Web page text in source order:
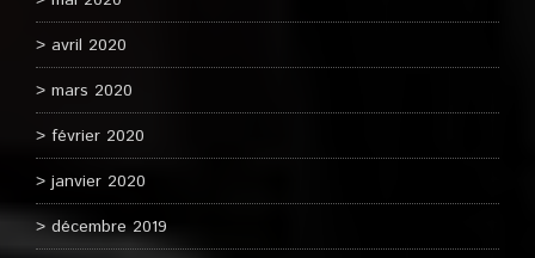
avril 2020
mars 2020
février 2020
janvier 2020
décembre 2019